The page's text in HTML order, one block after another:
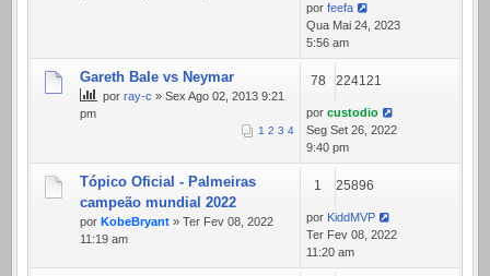
por feefa
Qua Mai 24, 2023
5:56 am
Gareth Bale vs Neymar
por ray-c » Sex Ago 02, 2013 9:21
pm
1 2 3 4
78 224121
por custodio
Seg Set 26, 2022
9:40 pm
Tópico Oficial - Palmeiras
campeão mundial 2022
por KobeBryant » Ter Fev 08, 2022
11:19 am
1 25896
por KiddMVP
Ter Fev 08, 2022
11:20 am